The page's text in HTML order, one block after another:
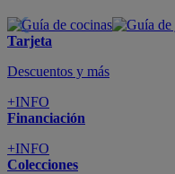
Tarjeta
Descuentos y más
+INFO
Financiación
+INFO
Colecciones